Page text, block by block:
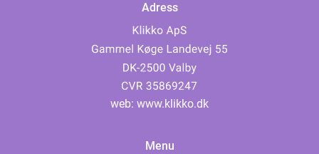
Adress
web: www.klikko.dk
Menu